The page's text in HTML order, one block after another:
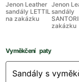
Jenon Leather
sandály LETTIL
na zakázku
Jenon
sandály
zakázku
Vyměkčení paty